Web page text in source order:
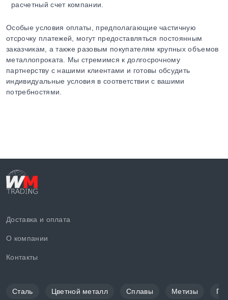
расчетный счет компании.
Особые условия оплаты, предполагающие частичную
отсрочку платежей, могут предоставляться постоянным
заказчикам, а также разовым покупателям крупных объемов
металлопроката. Мы стремимся к долгосрочному
партнерству с нашими клиентами и готовы обсудить
индивидуальные условия в соответствии с вашими
потребностями.
Доставка и оплата
О компании
Контакты
Сталь Цветной металл Сплавы Метизы